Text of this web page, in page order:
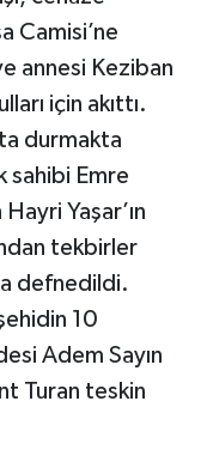
Camisi’ne
annesi Keziban
için akıttı.
durmakta
sahibi Emre
Yaşar’ın
tekbirler
defnedildi.
10
Adem Sayın
Turan teskin